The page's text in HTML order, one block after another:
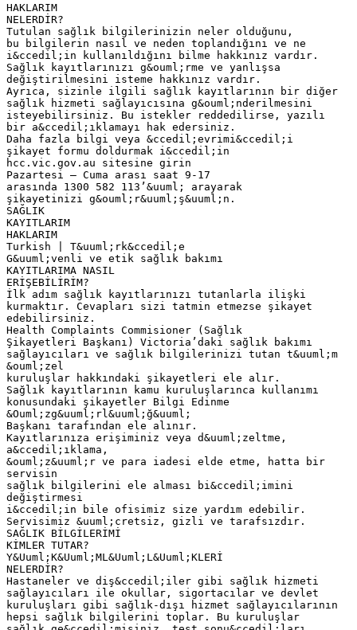
HAKLARIM
NELERDİR?
Tutulan sağlık bilgilerinizin neler olduğunu,
bu bilgilerin nasıl ve neden toplandığını ve ne
i&ccedil;in kullanıldığını bilme hakkınız vardır.
Sağlık kayıtlarınızı g&ouml;rme ve yanlışsa
değiştirilmesini isteme hakkınız vardır.
Ayrıca, sizinle ilgili sağlık kayıtlarının bir diğer
sağlık hizmeti sağlayıcısına g&ouml;nderilmesini
isteyebilirsiniz. Bu istekler reddedilirse, yazılı
bir a&ccedil;ıklamayı hak edersiniz.
Daha fazla bilgi veya &ccedil;evrimi&ccedil;i
şikayet formu doldurmak i&ccedil;in
hcc.vic.gov.au sitesine girin
Pazartesi – Cuma arası saat 9-17
arasında 1300 582 113’&uuml; arayarak
şikayetinizi g&ouml;r&uuml;ş&uuml;n.
SAĞLIK
KAYITLARIM
HAKLARIM
Turkish | T&uuml;rk&ccedil;e
G&uuml;venli ve etik sağlık bakımı
KAYITLARIMA NASIL
ERİŞEBİLİRİM?
İlk adım sağlık kayıtlarınızı tutanlarla ilişki
kurmaktır. Cevapları sizi tatmin etmezse şikayet
edebilirsiniz.
Health Complaints Commisioner (Sağlık
Şikayetleri Başkanı) Victoria’daki sağlık bakımı
sağlayıcıları ve sağlık bilgilerinizi tutan t&uuml;m
&ouml;zel
kuruluşlar hakkındaki şikayetleri ele alır.
Sağlık kayıtlarının kamu kuruluşlarınca kullanımı
konusundaki şikayetler Bilgi Edinme
&Ouml;zg&uuml;rl&uuml;ğ&uuml;
Başkanı tarafından ele alınır.
Kayıtlarınıza erişiminiz veya d&uuml;zeltme,
a&ccedil;ıklama,
&ouml;z&uuml;r ve para iadesi elde etme, hatta bir
servisin
sağlık bilgilerini ele alması bi&ccedil;imini
değiştirmesi
i&ccedil;in bile ofisimiz size yardım edebilir.
Servisimiz &uuml;cretsiz, gizli ve tarafsızdır.
SAĞLIK BİLGİLERİMİ
KİMLER TUTAR?
Y&Uuml;K&Uuml;ML&Uuml;L&Uuml;KLERİ
NELERDİR?
Hastaneler ve diş&ccedil;iler gibi sağlık hizmeti
sağlayıcıları ile okullar, sigortacılar ve devlet
kuruluşları gibi sağlık-dışı hizmet sağlayıcılarının
hepsi sağlık bilgilerini toplar. Bu kuruluşlar